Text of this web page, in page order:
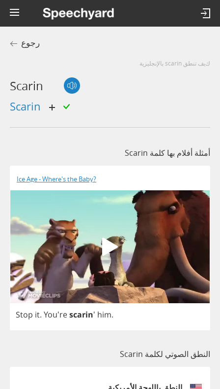
رجوع
كيف تنطق scarin بالإنجليزية
Scarin
scarin
أمثلة أفلام بها كلمة Scarin
Ice Age - Where's the Baby?
Stop it. You'rescarin' him.
النطق الصوتي لكلمة Scarin